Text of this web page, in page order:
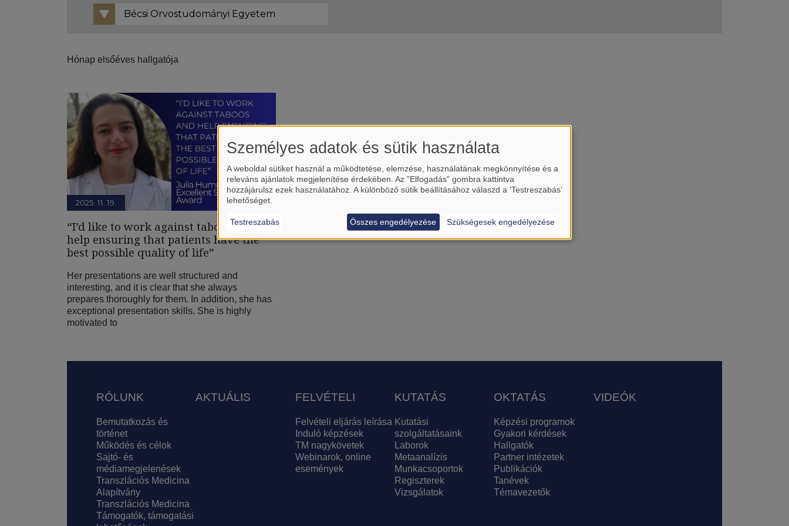
Hónap elsőéves hallgatója
2025. 11. 19.
“I’d like to work against taboos and
help ensuring that patients have the
best possible quality of life”
Her presentations are well structured and
interesting, and it is clear that she always
prepares thoroughly for them. In addition, she has
exceptional presentation skills. She is highly
motivated to
Lábléc
RÓLUNK
Bemutatkozás és
történet
Működés és célok
Sajtó- és
médiamegjelenések
Transzlációs Medicina
Alapítvány
Transzlációs Medicina
Támogatók, támogatási
AKTUÁLIS FELVÉTELI
Felvételi eljárás leírása
Induló képzések
TM nagykövetek
Webinarok, online
események
KUTATÁS
Kutatási
szolgáltatásaink
Laborok
Metaanalízis
Munkacsoportok
Regiszterek
Vizsgálatok
OKTATÁS
Képzési programok
Gyakori kérdések
Hallgatók
Partner intézetek
Publikációk
Tanévek
Témavezetők
VIDEÓK
Személyes adatok és sütik használata
A weboldal sütiket használ a működtetése, elemzése, használatának megkönnyítése és a
releváns ajánlatok megjelenítése érdekében. Az "Elfogadás" gombra kattintva
hozzájárulsz ezek használatához. A különböző sütik beállításához válaszd a ’Testreszabás’
lehetőséget.
Testreszabás Szükségesek engedélyezése
Összes engedélyezése